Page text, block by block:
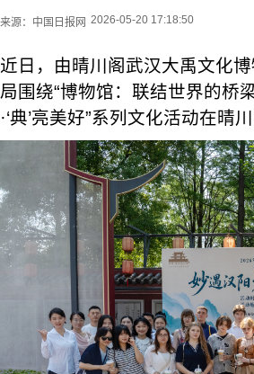
来源： 中国日报网 2026-05-20 17:18:50
近日，由晴川阁武汉大禹文化
局围绕“博物馆：联结世界的桥
·‘典’亮美好”系列文化活动在